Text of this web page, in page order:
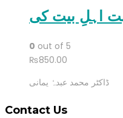
اہلِ بیت کی
0 out of 5
₨850.00
ڈاکٹر محمد عبدہٗ یمانی
Contact Us